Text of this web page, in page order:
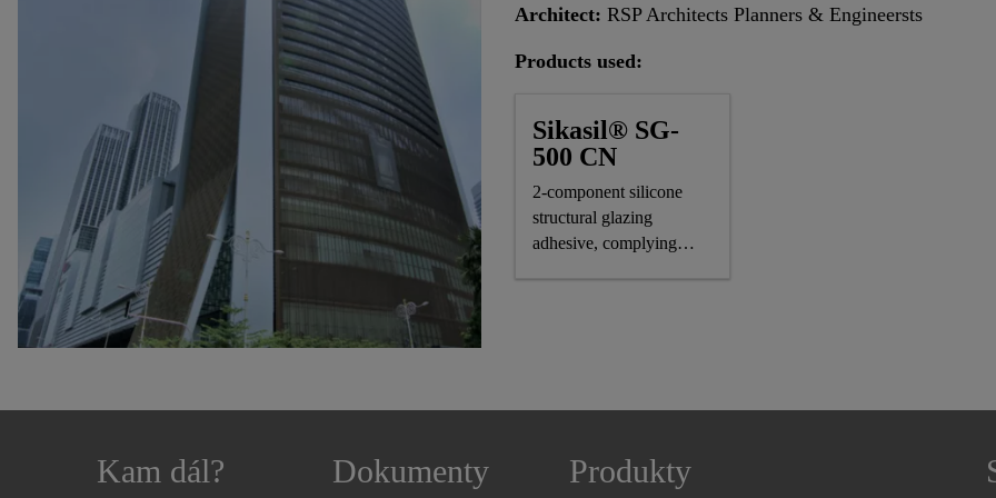
Architect: RSP Architects Planners & Engineersts
Products used:
Sikasil® SG-
500 CN
2-component silicone
structural glazing
adhesive, complying
Kam dál? Dokumenty Produkty